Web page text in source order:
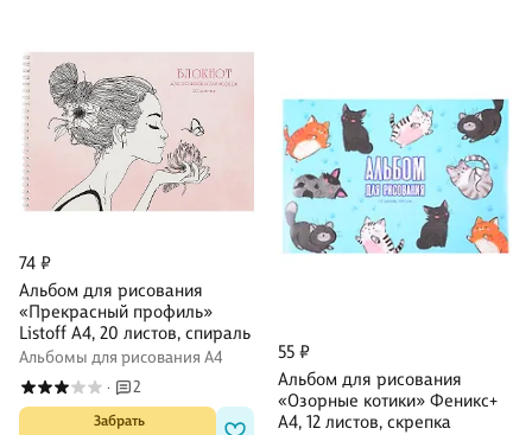
74 ₽
Альбом для рисования
«Прекрасный профиль»
Listoff А4, 20 листов, спираль
Альбомы для рисования А4
· 2
Забрать
55 ₽
Альбом для рисования
«Озорные котики» Феникс+
А4, 12 листов, скрепка